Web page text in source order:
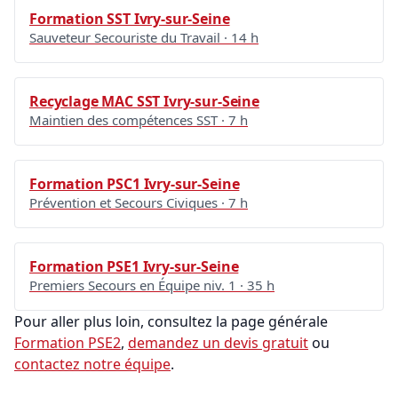
Formation SST Ivry-sur-Seine
Sauveteur Secouriste du Travail · 14 h
Recyclage MAC SST Ivry-sur-Seine
Maintien des compétences SST · 7 h
Formation PSC1 Ivry-sur-Seine
Prévention et Secours Civiques · 7 h
Formation PSE1 Ivry-sur-Seine
Premiers Secours en Équipe niv. 1 · 35 h
Pour aller plus loin, consultez la page générale
Formation PSE2, demandez un devis gratuitou
contactez notre équipe.